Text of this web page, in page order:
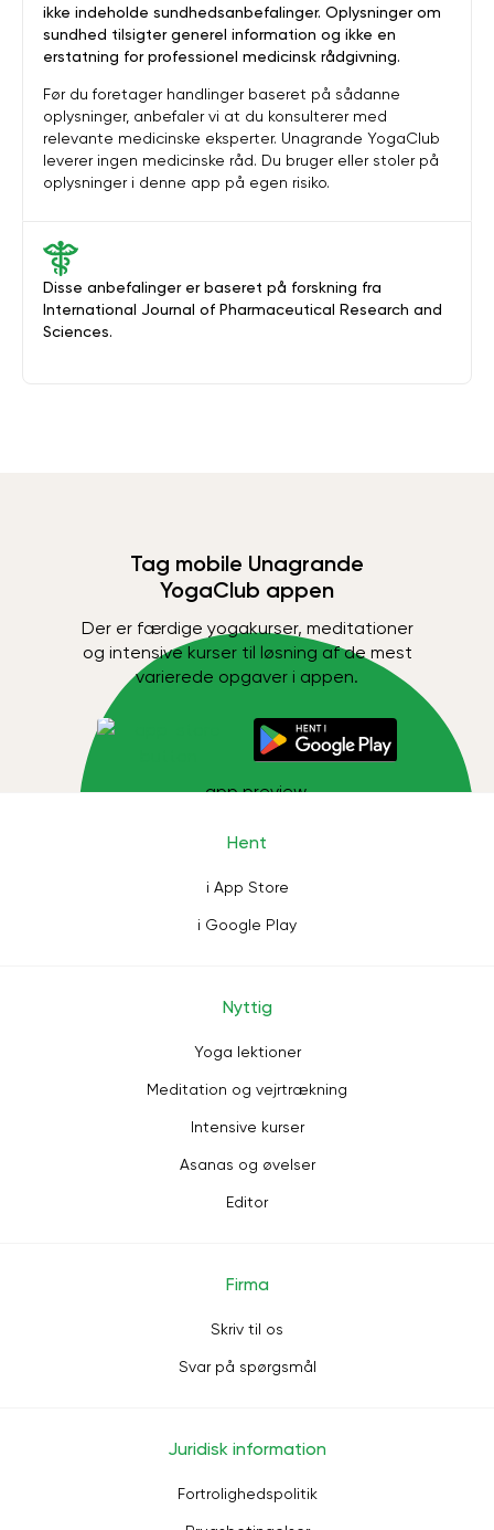
Disse anbefalinger er baseret på forskning fra
International Journal of Pharmaceutical Research and
Sciences.
ikke indeholde sundhedsanbefalinger. Oplysninger om
sundhed tilsigter generel information og ikke en
erstatning for professionel medicinsk rådgivning.
Før du foretager handlinger baseret på sådanne
oplysninger, anbefaler vi at du konsulterer med
relevante medicinske eksperter. Unagrande YogaClub
leverer ingen medicinske råd. Du bruger eller stoler på
oplysninger i denne app på egen risiko.
Tag mobile Unagrande
YogaClub appen
Der er færdige yogakurser, meditationer
og intensive kurser til løsning af de mest
varierede opgaver i appen.
Hent
i App Store
i Google Play
Nyttig
Yoga lektioner
Meditation og vejrtrækning
Intensive kurser
Asanas og øvelser
Editor
Firma
Skriv til os
Svar på spørgsmål
Juridisk information
Fortrolighedspolitik